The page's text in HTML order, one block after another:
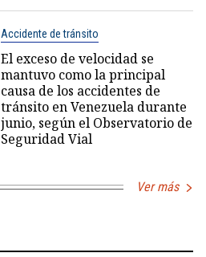
Accidente de tránsito
El exceso de velocidad se
mantuvo como la principal
causa de los accidentes de
tránsito en Venezuela durante
junio, según el Observatorio de
Seguridad Vial
Ver más